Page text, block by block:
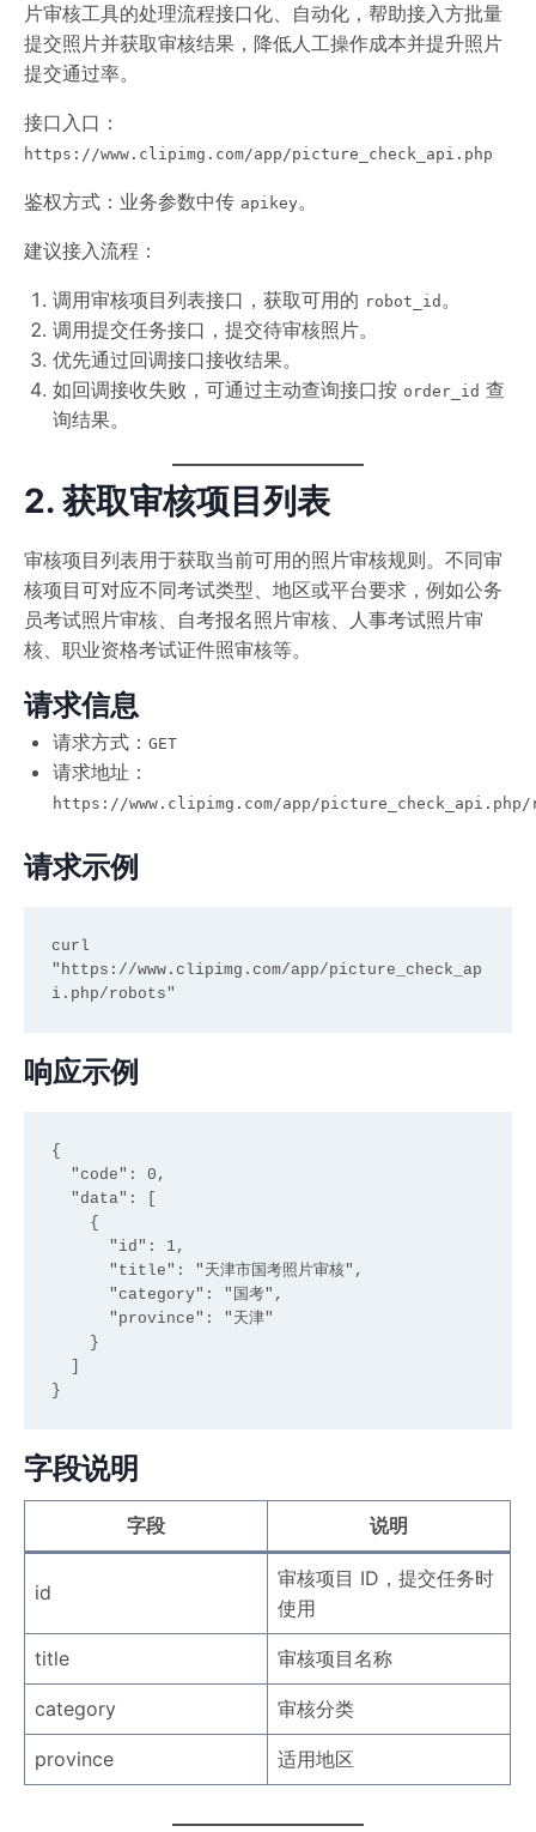
片审核工具的处理流程接口化、自动化，帮助接入方批量
提交照片并获取审核结果，降低人工操作成本并提升照片
提交通过率。
接口入口：
https://www.clipimg.com/app/picture_check_api.php
鉴权方式：业务参数中传 apikey。
建议接入流程：
调用审核项目列表接口，获取可用的 robot_id 。
调用提交任务接口，提交待审核照片。
优先通过回调接口接收结果。
如回调接收失败，可通过主动查询接口按 order_id 查
询结果。
2. 获取审核项目列表
审核项目列表用于获取当前可用的照片审核规则。不同审
核项目可对应不同考试类型、地区或平台要求，例如公务
员考试照片审核、自考报名照片审核、人事考试照片审
核、职业资格考试证件照审核等。
请求信息
请求方式： GET
请求地址：
https://www.clipimg.com/app/picture_check_api.php/
请求示例
curl
"https://www.clipimg.com/app/picture_check_ap
响应示例
{
字段说明
字段 说明
id
审核项目 ID，提交任务时
使用
title 审核项目名称
category 审核分类
province 适用地区